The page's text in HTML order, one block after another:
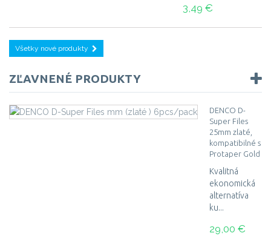
3,49 €
Všetky nové produkty
ZĽAVNENÉ PRODUKTY
DENCO D-
Super Files
25mm zlaté,
kompatibilné s
Protaper Gold
Kvalitná
ekonomická
alternatíva
ku...
29,00 €